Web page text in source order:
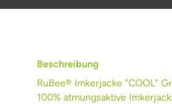
Beschreibung
RuBee® Imkerjacke "COOL"
100% atmungsaktive